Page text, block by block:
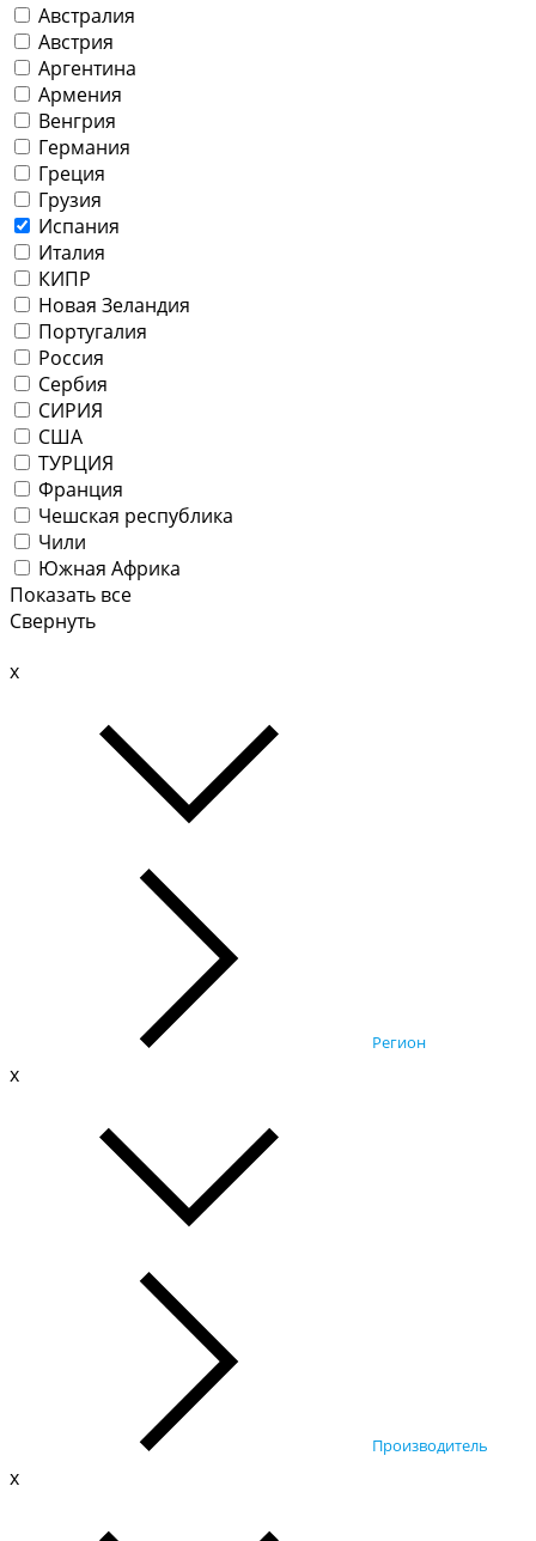
Австралия
Австрия
Аргентина
Армения
Венгрия
Германия
Греция
Грузия
Испания
Италия
КИПР
Новая Зеландия
Португалия
Россия
Сербия
СИРИЯ
США
ТУРЦИЯ
Франция
Чешская республика
Чили
Южная Африка
Показать все
Свернуть
x
Регион
x
Производитель
x